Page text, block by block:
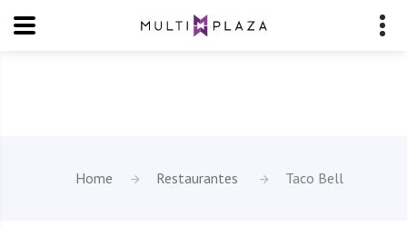
Home Restaurantes Taco Bell